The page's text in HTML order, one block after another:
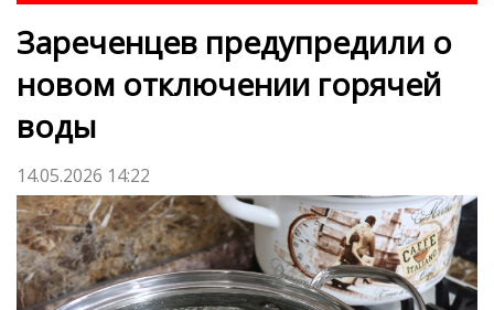
Зареченцев предупредили о
новом отключении горячей
воды
14.05.2026 14:22